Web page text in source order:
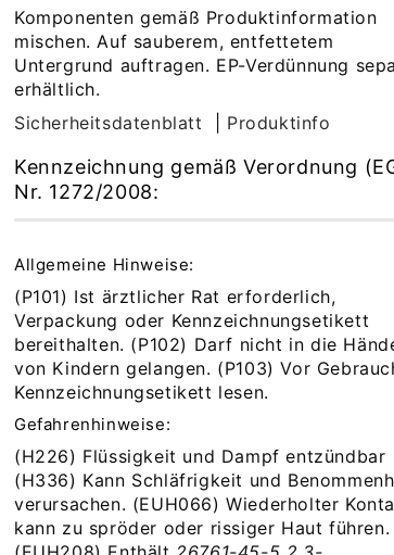
Komponenten gemäß Produktinformation
mischen. Auf sauberem, entfettetem
Untergrund auftragen. EP-Verdünnung
erhältlich.
Sicherheitsdatenblatt
Produktinfo
Kennzeichnung gemäß Verordnung
Nr. 1272/2008:
Allgemeine Hinweise:
(P101) Ist ärztlicher Rat erforderlich,
Verpackung oder Kennzeichnungsetikett
bereithalten. (P102) Darf nicht in die
von Kindern gelangen. (P103) Vor
Kennzeichnungsetikett lesen.
Gefahrenhinweise:
(H226) Flüssigkeit und Dampf entzündbar
(H336) Kann Schläfrigkeit und
verursachen. (EUH066) Wiederholter
kann zu spröder oder rissiger Haut führen.